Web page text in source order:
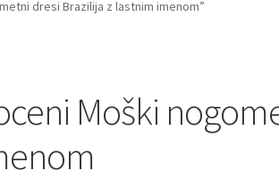
dresi Brazilija z lastnim imenom”
Moški